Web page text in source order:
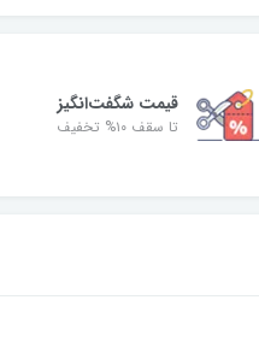
قیمت شگفت‌انگیز
تا سقف ۱۰% تخفیف